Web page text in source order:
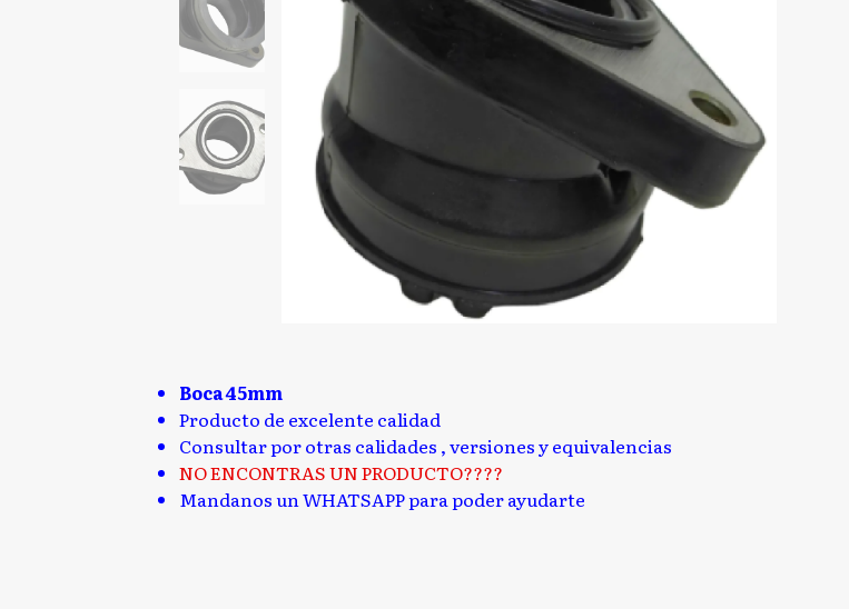
Boca 45mm
Producto de excelente calidad
Consultar por otras calidades , versiones y equivalencias
NO ENCONTRAS UN PRODUCTO????
Mandanos un WHATSAPP para poder ayudarte